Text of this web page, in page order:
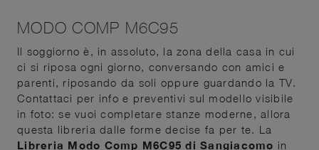
MODO COMP M6C95
Il soggiorno è, in assoluto, la zona della casa in cui
ci si riposa ogni giorno, conversando con amici e
parenti, riposando da soli oppure guardando la TV.
Contattaci per info e preventivi sul modello visibile
in foto: se vuoi completare stanze moderne, allora
questa libreria dalle forme decise fa per te. La
Libreria Modo Comp M6C95 di Sangiacomo in